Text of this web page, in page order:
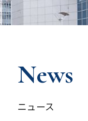
News
ニュース